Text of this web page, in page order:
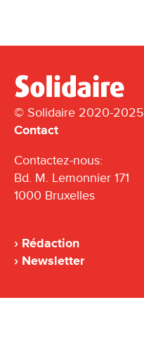
© Solidaire 2020-2025
Contact
Contactez-nous:
Bd. M. Lemonnier 171
1000 Bruxelles
Rédaction
Newsletter